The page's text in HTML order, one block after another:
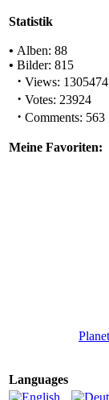
Statistik
• Alben: 88
• Bilder: 815
· Views: 1305474
· Votes: 23924
· Comments: 563
Meine Favoriten:
Languages